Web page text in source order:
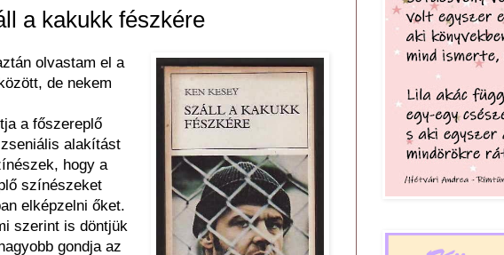
a kakukk fészkére
olvastam el a
de nekem
a főszereplő
alakítást
hogy a
színészeket
elképzelni őket.
szerint is döntjük
gondja az